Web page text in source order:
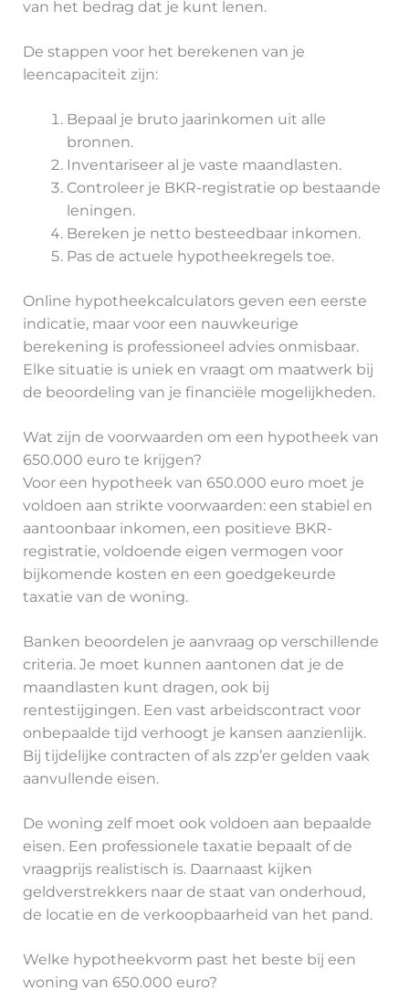
van het bedrag dat je kunt lenen.
De stappen voor het berekenen van je
leencapaciteit zijn:
Bepaal je bruto jaarinkomen uit alle
bronnen.
Inventariseer al je vaste maandlasten.
Controleer je BKR-registratie op bestaande
leningen.
Bereken je netto besteedbaar inkomen.
Pas de actuele hypotheekregels toe.
Online hypotheekcalculators geven een eerste
indicatie, maar voor een nauwkeurige
berekening is professioneel advies onmisbaar.
Elke situatie is uniek en vraagt om maatwerk bij
de beoordeling van je financiële mogelijkheden.
Wat zijn de voorwaarden om een hypotheek van
650.000 euro te krijgen?
Voor een hypotheek van 650.000 euro moet je
voldoen aan strikte voorwaarden: een stabiel en
aantoonbaar inkomen, een positieve BKR-
registratie, voldoende eigen vermogen voor
bijkomende kosten en een goedgekeurde
taxatie van de woning.
Banken beoordelen je aanvraag op verschillende
criteria. Je moet kunnen aantonen dat je de
maandlasten kunt dragen, ook bij
rentestijgingen. Een vast arbeidscontract voor
onbepaalde tijd verhoogt je kansen aanzienlijk.
Bij tijdelijke contracten of als zzp’er gelden vaak
aanvullende eisen.
De woning zelf moet ook voldoen aan bepaalde
eisen. Een professionele taxatie bepaalt of de
vraagprijs realistisch is. Daarnaast kijken
geldverstrekkers naar de staat van onderhoud,
de locatie en de verkoopbaarheid van het pand.
Welke hypotheekvorm past het beste bij een
woning van 650.000 euro?